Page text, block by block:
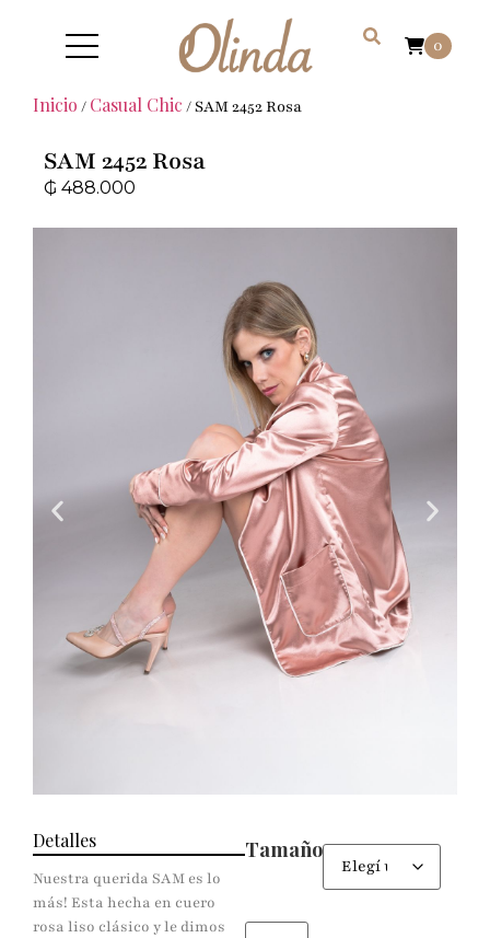
0
Inicio / Casual Chic / SAM 2452 Rosa
SAM 2452 Rosa
₲ 488.000
Detalles
Nuestra querida SAM es lo
más! Esta hecha en cuero
rosa liso clásico y le dimos
Tamaño